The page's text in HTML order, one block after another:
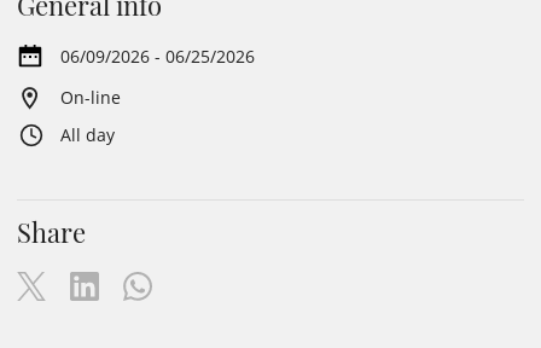
06/09/2026 - 06/25/2026
On-line
All day
Share